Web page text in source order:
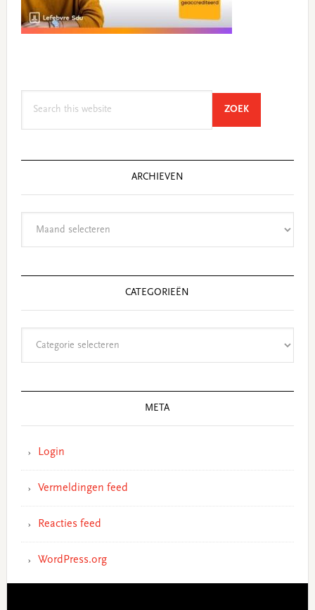
ZOEKSEARCH
ARCHIEVEN
CATEGORIEËN
META
Login
Vermeldingen feed
Reacties feed
WordPress.org